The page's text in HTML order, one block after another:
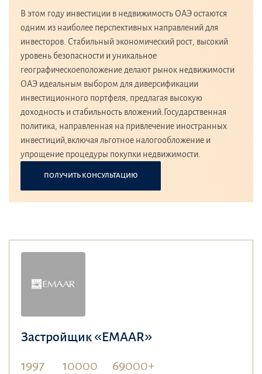
В этом году инвестиции в недвижимость ОАЭ остаются
одним из наиболее перспективных направлений для
инвесторов. Стабильный экономический рост, высокий
уровень безопасности и уникальное
географическоеположение делают рынок недвижимости
ОАЭ идеальным выбором для диверсификации
инвестиционного портфеля, предлагая высокую
доходность и стабильность вложений.Государственная
политика, направленная на привлечение иностранных
инвестиций,включая льготное налогообложение и
упрощение процедуры покупки недвижимости.
ПОЛУЧИТЬ КОНСУЛЬТАЦИЮ
Застройщик «EMAAR»
1997 10000 69000+